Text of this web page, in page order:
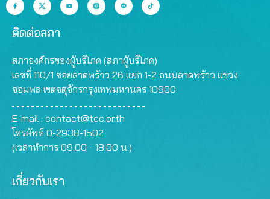
ติดต่อสภา
สภาองค์กรของผู้บริโภค (สภาผู้บริโภค)
เลขที่ 110/1 ซอยลาดพร้าว 26 แยก 1-2 ถนนลาดพร้าว แขวง
จอมพล เขตจตุจักรกรุงเทพมหานคร 10900
E-mail : contact@tcc.or.th
โทรศัพท์ 0-2938-1502
(เวลาทำการ 09.00 - 18.00 น.)
เกี่ยวกับเรา